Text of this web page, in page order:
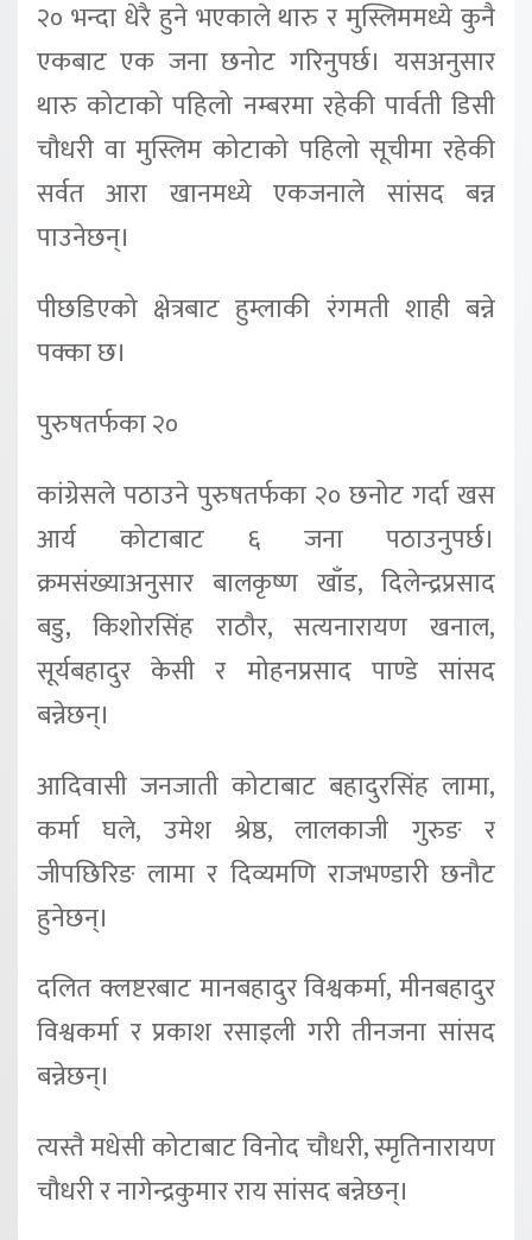
२० भन्दा धेरै हुने भएकाले थारु र मुस्लिममध्ये कुनै
एकबाट एक जना छनोट गरिनुपर्छ। यसअनुसार
थारु कोटाको पहिलो नम्बरमा रहेकी पार्वती डिसी
चौधरी वा मुस्लिम कोटाको पहिलो सूचीमा रहेकी
सर्वत आरा खानमध्ये एकजनाले सांसद बन्न
पाउनेछन्।
पीछडिएको क्षेत्रबाट हुम्लाकी रंगमती शाही बन्ने
पक्का छ।
पुरुषतर्फका २०
कांग्रेसले पठाउने पुरुषतर्फका २० छनोट गर्दा खस
आर्य कोटाबाट ६ जना पठाउनुपर्छ।
क्रमसंख्याअनुसार बालकृष्ण खाँड, दिलेन्द्रप्रसाद
बडु, किशोरसिंह राठौर, सत्यनारायण खनाल,
सूर्यबहादुर केसी र मोहनप्रसाद पाण्डे सांसद
बन्नेछन्।
आदिवासी जनजाती कोटाबाट बहादुरसिंह लामा,
कर्मा घले, उमेश श्रेष्ठ, लालकाजी गुरुङ र
जीपछिरिङ लामा र दिव्यमणि राजभण्डारी छनौट
हुनेछन्।
दलित क्लष्टरबाट मानबहादुर विश्वकर्मा, मीनबहादुर
विश्वकर्मा र प्रकाश रसाइली गरी तीनजना सांसद
बन्नेछन्।
त्यस्तै मधेसी कोटाबाट विनोद चौधरी, स्मृतिनारायण
चौधरी र नागेन्द्रकुमार राय सांसद बन्नेछन्।